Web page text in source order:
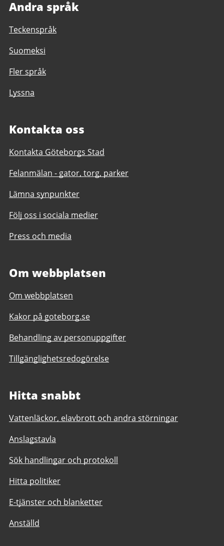
Andra språk
Teckenspråk
Suomeksi
Fler språk
Lyssna
Kontakta oss
Kontakta Göteborgs Stad
Felanmälan - gator, torg, parker
Lämna synpunkter
Följ oss i sociala medier
Press och media
Om webbplatsen
Om webbplatsen
Kakor på goteborg.se
Behandling av personuppgifter
Tillgänglighetsredogörelse
Hitta snabbt
Vattenläckor, elavbrott och andra störningar
Anslagstavla
Sök handlingar och protokoll
Hitta politiker
E-tjänster och blanketter
Anställd